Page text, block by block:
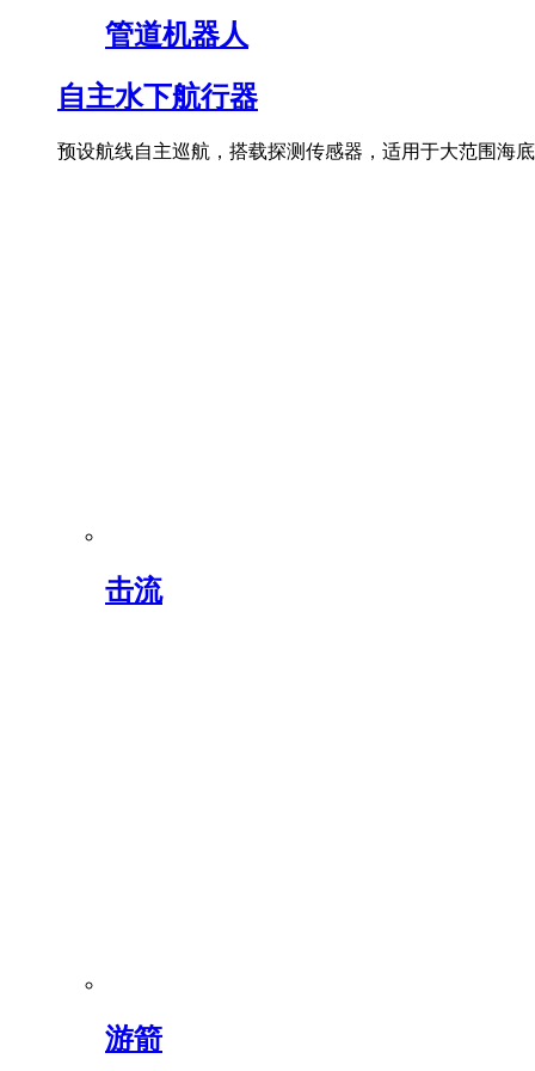
管道机器人
自主水下航行器
预设航线自主巡航，搭载探测传感器，适用于大范围海
击流
游箭